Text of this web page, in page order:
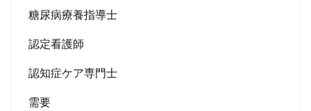
糖尿病療養指導士
認定看護師
認知症ケア専門士
需要